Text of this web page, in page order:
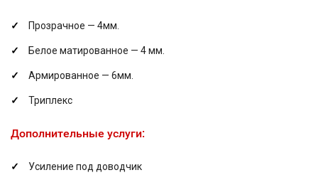
Прозрачное — 4мм.
Белое матированное — 4 мм.
Армированное — 6мм.
Триплекс
Дополнительные услуги:
Усиление под доводчик